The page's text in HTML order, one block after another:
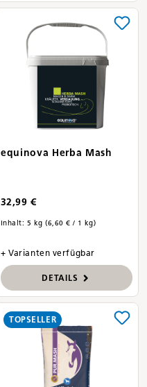
equinova Herba Mash
32,99 €
Inhalt: 5 kg(6,60 € / 1 kg)
+ Varianten verfügbar
DETAILS
TOPSELLER